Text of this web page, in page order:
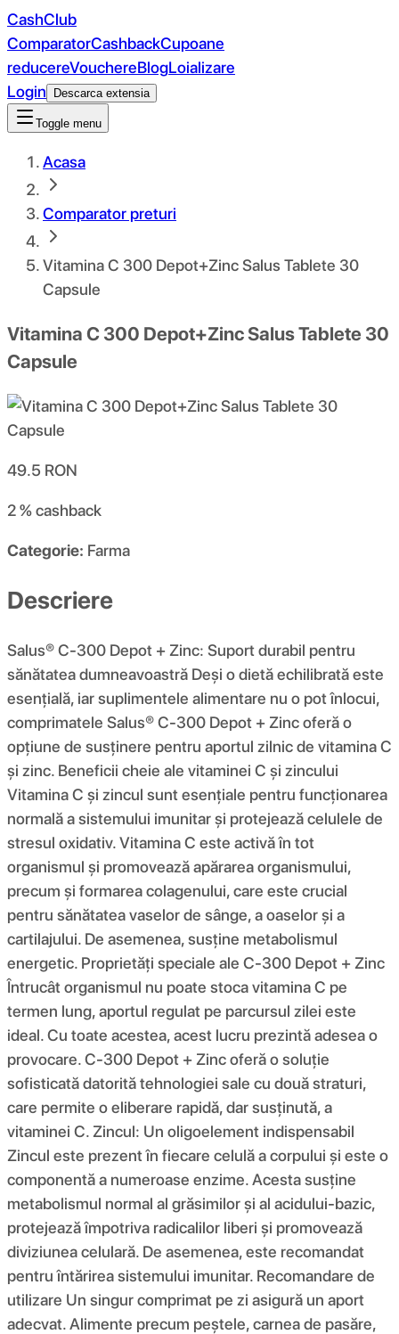
CashClub
ComparatorCashbackCupoane
reducereVouchereBlogLoializare
Login
Descarca extensia
Toggle menu
Acasa
Comparator preturi
Vitamina C 300 Depot+Zinc Salus Tablete 30
Capsule
Vitamina C 300 Depot+Zinc Salus Tablete 30
Capsule
49.5 RON
2 %cashback
Categorie: Farma
Descriere
Salus® C-300 Depot + Zinc: Suport durabil pentru
sănătatea dumneavoastră Deși o dietă echilibrată este
esențială, iar suplimentele alimentare nu o pot înlocui,
comprimatele Salus® C-300 Depot + Zinc oferă o
opțiune de susținere pentru aportul zilnic de vitamina C
și zinc. Beneficii cheie ale vitaminei C și zincului
Vitamina C și zincul sunt esențiale pentru funcționarea
normală a sistemului imunitar și protejează celulele de
stresul oxidativ. Vitamina C este activă în tot
organismul și promovează apărarea organismului,
precum și formarea colagenului, care este crucial
pentru sănătatea vaselor de sânge, a oaselor și a
cartilajului. De asemenea, susține metabolismul
energetic. Proprietăți speciale ale C-300 Depot + Zinc
Întrucât organismul nu poate stoca vitamina C pe
termen lung, aportul regulat pe parcursul zilei este
ideal. Cu toate acestea, acest lucru prezintă adesea o
provocare. C-300 Depot + Zinc oferă o soluție
sofisticată datorită tehnologiei sale cu două straturi,
care permite o eliberare rapidă, dar susținută, a
vitaminei C. Zincul: Un oligoelement indispensabil
Zincul este prezent în fiecare celulă a corpului și este o
componentă a numeroase enzime. Acesta susține
metabolismul normal al grăsimilor și al acidului-bazic,
protejează împotriva radicalilor liberi și promovează
diviziunea celulară. De asemenea, este recomandat
pentru întărirea sistemului imunitar. Recomandare de
utilizare Un singur comprimat pe zi asigură un aport
adecvat. Alimente precum peștele, carnea de pasăre,